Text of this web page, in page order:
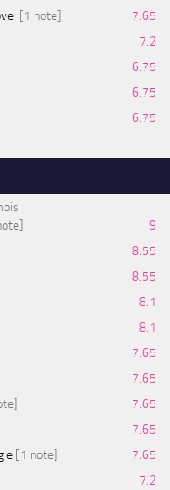
[1 note]
7.65
7.2
6.75
6.75
6.75
9
8.55
8.55
8.1
8.1
7.65
7.65
7.65
7.65
[1 note]
7.65
7.2